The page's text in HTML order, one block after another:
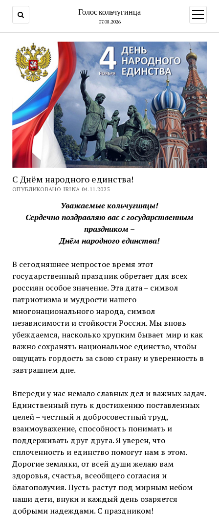
Голос кольчугинца
07.08.2026
меню
С Днём народного единства!
ОПУБЛИКОВАНО IRINA 04.11.2025
Уважаемые кольчугинцы!
Сердечно поздравляю вас с государственным
праздником –
Днём народного единства!
В сегодняшнее непростое время этот
государственный праздник обретает для всех
россиян особое значение. Эта дата – символ
патриотизма и мудрости нашего
многонационального народа, символ
независимости и стойкости России. Мы вновь
убеждаемся, насколько хрупким бывает мир и как
важно сохранять национальное единство, чтобы
ощущать гордость за свою страну и уверенность в
завтрашнем дне.
Впереди у нас немало славных дел и важных задач.
Единственный путь к достижению поставленных
целей – честный и добросовестный труд,
взаимоуважение, способность понимать и
поддерживать друг друга. Я уверен, что
сплоченность и единство помогут нам в этом.
Дорогие земляки, от всей души желаю вам
здоровья, счастья, всеобщего согласия и
благополучия. Пусть растут под мирным небом
наши дети, внуки и каждый день озаряется
добрыми надеждами. С праздником!